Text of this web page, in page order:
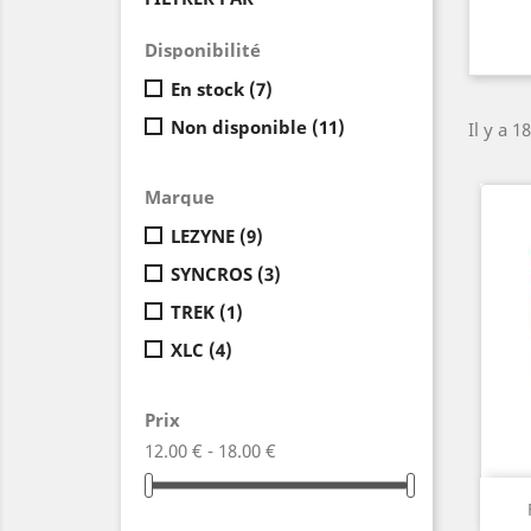
Disponibilité
En stock (7)
Non disponible (11)
Marque
LEZYNE (9)
SYNCROS (3)
TREK (1)
XLC (4)
Prix
12.00 € - 18.00 €
Il y a